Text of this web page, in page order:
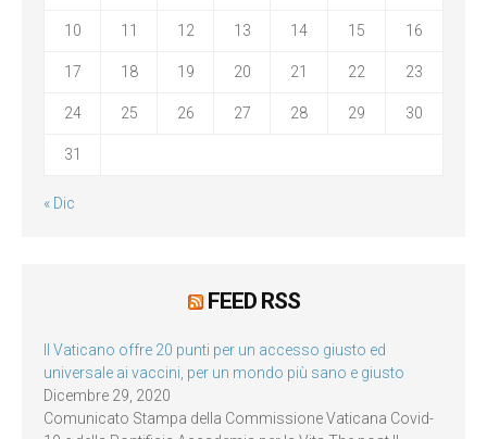
10 11 12 13 14 15 16
17 18 19 20 21 22 23
24 25 26 27 28 29 30
31
« Dic
FEED RSS
Il Vaticano offre 20 punti per un accesso giusto ed
universale ai vaccini, per un mondo più sano e giusto
Dicembre 29, 2020
Comunicato Stampa della Commissione Vaticana Covid-